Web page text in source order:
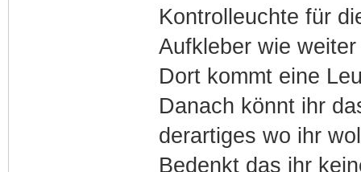
Kontrolleuchte für
Aufkleber wie
Dort kommt eine
Danach könnt ihr
derartiges wo ihr
Bedenkt das ihr